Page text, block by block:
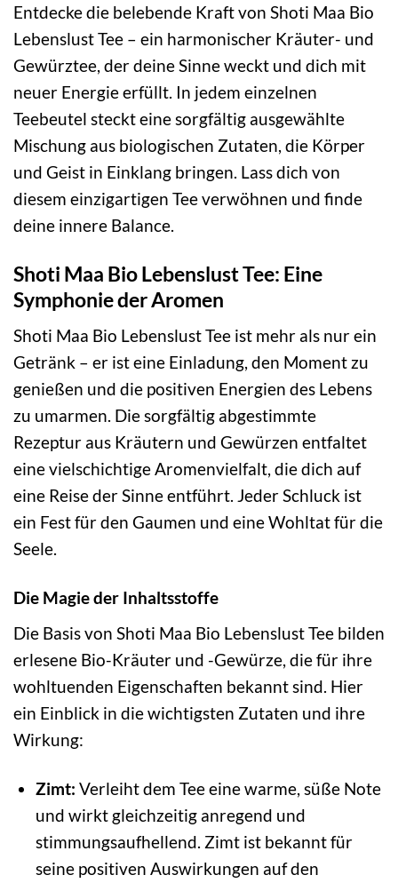
Entdecke die belebende Kraft von Shoti Maa Bio
Lebenslust Tee – ein harmonischer Kräuter- und
Gewürztee, der deine Sinne weckt und dich mit
neuer Energie erfüllt. In jedem einzelnen
Teebeutel steckt eine sorgfältig ausgewählte
Mischung aus biologischen Zutaten, die Körper
und Geist in Einklang bringen. Lass dich von
diesem einzigartigen Tee verwöhnen und finde
deine innere Balance.
Shoti Maa Bio Lebenslust Tee: Eine
Symphonie der Aromen
Shoti Maa Bio Lebenslust Tee ist mehr als nur ein
Getränk – er ist eine Einladung, den Moment zu
genießen und die positiven Energien des Lebens
zu umarmen. Die sorgfältig abgestimmte
Rezeptur aus Kräutern und Gewürzen entfaltet
eine vielschichtige Aromenvielfalt, die dich auf
eine Reise der Sinne entführt. Jeder Schluck ist
ein Fest für den Gaumen und eine Wohltat für die
Seele.
Die Magie der Inhaltsstoffe
Die Basis von Shoti Maa Bio Lebenslust Tee bilden
erlesene Bio-Kräuter und -Gewürze, die für ihre
wohltuenden Eigenschaften bekannt sind. Hier
ein Einblick in die wichtigsten Zutaten und ihre
Wirkung:
Zimt: Verleiht dem Tee eine warme, süße Note
und wirkt gleichzeitig anregend und
stimmungsaufhellend. Zimt ist bekannt für
seine positiven Auswirkungen auf den